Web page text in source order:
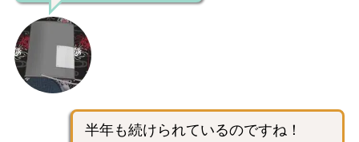
半年も続けられているのですね！